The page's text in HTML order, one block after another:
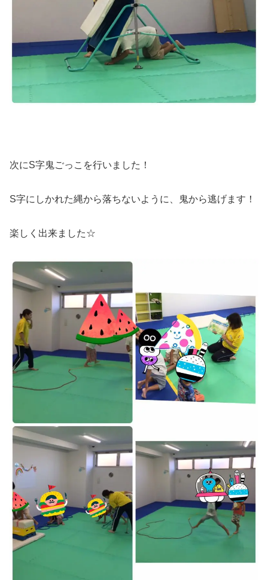
次にS字鬼ごっこを行いました！
S字にしかれた縄から落ちないように、鬼から逃げます！
楽しく出来ました☆